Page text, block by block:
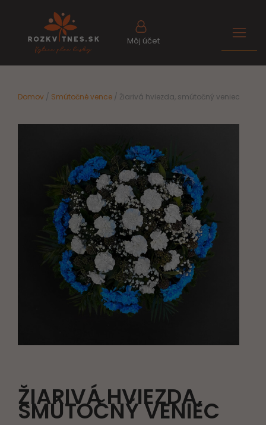
Môj účet
Domov / Smútočné vence / Žiarivá hviezda, smútočný veniec
ŽIARIVÁ HVIEZDA,
SMÚTOČNÝ VENIEC